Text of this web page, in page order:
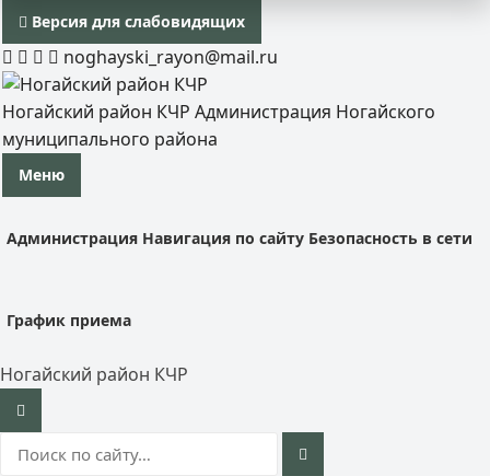
Версия для слабовидящих
noghayski_rayon@mail.ru
Ногайский район КЧР Администрация Ногайского
муниципального района
Меню
Администрация Навигация по сайту Безопасность в сети
График приема
Ногайский район КЧР